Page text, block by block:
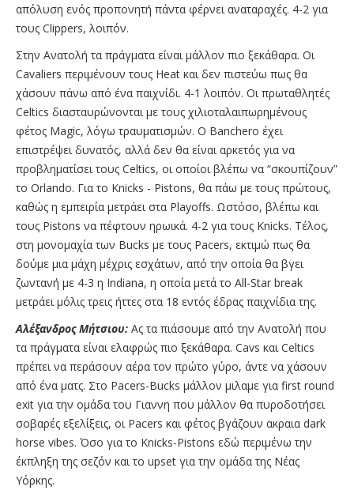
απόλυση ενός προπονητή πάντα φέρνει αναταραχές. 4-2 για
τους Clippers, λοιπόν.
Στην Ανατολή τα πράγματα είναι μάλλον πιο ξεκάθαρα. Οι
Cavaliers περιμένουν τους Heat και δεν πιστεύω πως θα
χάσουν πάνω από ένα παιχνίδι. 4-1 λοιπόν. Οι πρωταθλητές
Celtics διασταυρώνονται με τους χιλιοταλαιπωρημένους
φέτος Magic, λόγω τραυματισμών. Ο Banchero έχει
επιστρέψει δυνατός, αλλά δεν θα είναι αρκετός για να
προβληματίσει τους Celtics, οι οποίοι βλέπω να “σκουπίζουν”
το Orlando. Για το Knicks - Pistons, θα πάω με τους πρώτους,
καθώς η εμπειρία μετράει στα Playoffs. Ωστόσο, βλέπω και
τους Pistons να πέφτουν ηρωικά. 4-2 για τους Knicks. Τέλος,
στη μονομαχία των Bucks με τους Pacers, εκτιμώ πως θα
δούμε μια μάχη μέχρις εσχάτων, από την οποία θα βγει
ζωντανή με 4-3 η Indiana, η οποία μετά το All-Star break
μετράει μόλις τρεις ήττες στα 18 εντός έδρας παιχνίδια της.
Αλέξανδρος Μήτσιου: Ας τα πιάσουμε από την Ανατολή που
τα πράγματα είναι ελαφρώς πιο ξεκάθαρα. Cavs και Celtics
πρέπει να περάσουν αέρα τον πρώτο γύρο, άντε να χάσουν
από ένα ματς. Στο Pacers-Bucks μάλλον μιλαμε για first round
exit για την ομάδα του Γιαννη που μάλλον θα πυροδοτήσει
σοβαρές εξελίξεις, οι Pacers και φέτος βγάζουν ακραια dark
horse vibes. Όσο για το Knicks-Pistons εδώ περιμένω την
έκπληξη της σεζόν και το upset για την ομάδα της Νέας
Υόρκης.